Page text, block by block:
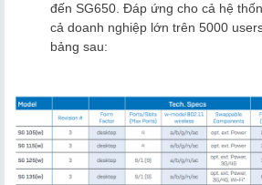
đến SG650. Đáp ứng cho cả hệ
cả doanh nghiệp lớn trên 5000
bảng sau: